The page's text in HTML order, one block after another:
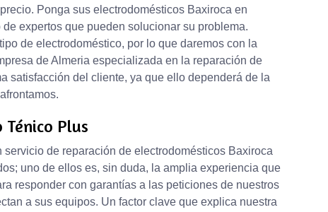
Ponga sus electrodomésticos Baxiroca en
expertos que pueden solucionar su problema.
de electrodoméstico, por lo que daremos con la
de Almeria especializada en la reparación de
satisfacción del cliente, ya que ello dependerá de la
Plus
de reparación de electrodomésticos Baxiroca
uno de ellos es, sin duda, la amplia experiencia que
responder con garantías a las peticiones de nuestros
a sus equipos. Un factor clave que explica nuestra